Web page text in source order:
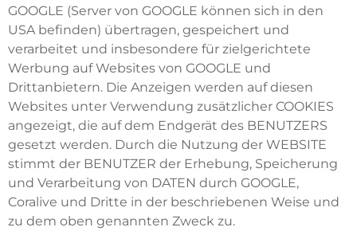
GOOGLE (Server von GOOGLE können sich in den
USA befinden) übertragen, gespeichert und
verarbeitet und insbesondere für zielgerichtete
Werbung auf Websites von GOOGLE und
Drittanbietern. Die Anzeigen werden auf diesen
Websites unter Verwendung zusätzlicher COOKIES
angezeigt, die auf dem Endgerät des BENUTZERS
gesetzt werden. Durch die Nutzung der WEBSITE
stimmt der BENUTZER der Erhebung, Speicherung
und Verarbeitung von DATEN durch GOOGLE,
Coralive und Dritte in der beschriebenen Weise und
zu dem oben genannten Zweck zu.